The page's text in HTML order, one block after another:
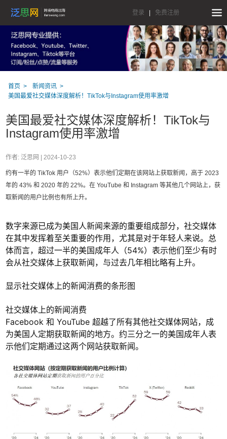
登录 免费注册
首页
新闻资讯
美国最爱社交媒体深度解析！TikTok与Instagram使用率激增
美国最爱社交媒体深度解析！TikTok与
Instagram使用率激增
作者: 泛思网 | 2024-10-23
约有一半的 TikTok 用户（52%）表示他们定期在该网站上获取新闻，高于 2023
年的 43% 和 2020 年的 22%。在 YouTube 和 Instagram 等其他几个网站上，获
取新闻的用户比例也有所上升。
数字来源已成为美国人新闻来源的重要组成部分，社交媒体
在其中发挥着至关重要的作用，尤其是对于年轻人来说。总
体而言，超过一半的美国成年人（54%）表示他们至少有时
会从社交媒体上获取新闻，与过去几年相比略有上升。
显示社交媒体上的新闻消费的条形图
社交媒体上的新闻消费
Facebook 和 YouTube 超越了所有其他社交媒体网站，成
为美国人定期获取新闻的地方。约三分之一的美国成年人表
示他们定期通过这两个网站获取新闻。